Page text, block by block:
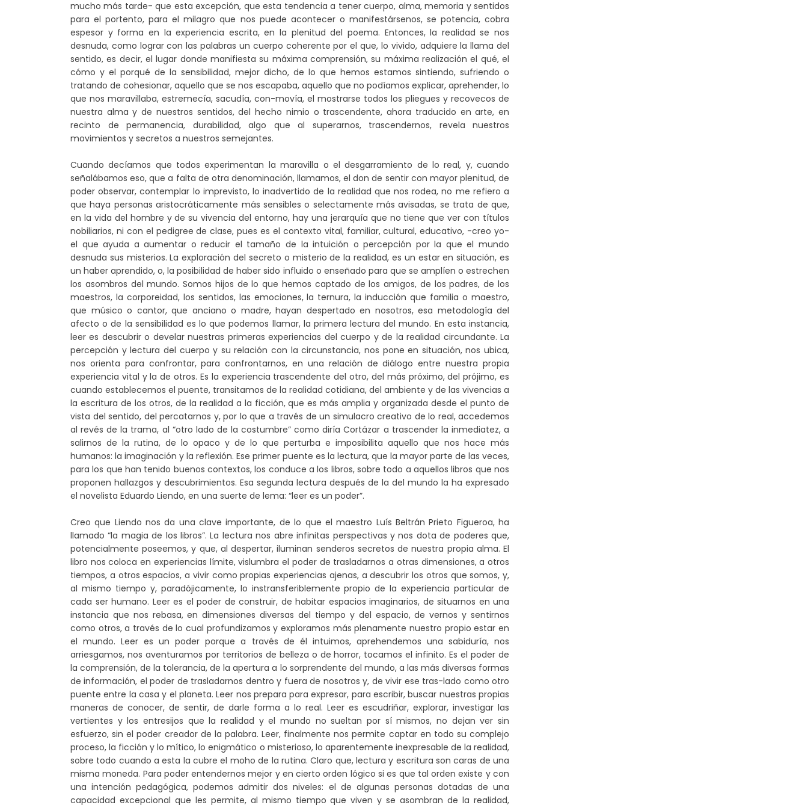
mucho más tarde- que esta excepción, que esta tendencia a tener cuerpo, alma, memoria y sentidos
para el portento, para el milagro que nos puede acontecer o manifestársenos, se potencia, cobra
espesor y forma en la experiencia escrita, en la plenitud del poema. Entonces, la realidad se nos
desnuda, como lograr con las palabras un cuerpo coherente por el que, lo vivido, adquiere la llama del
sentido, es decir, el lugar donde manifiesta su máxima comprensión, su máxima realización el qué, el
cómo y el porqué de la sensibilidad, mejor dicho, de lo que hemos estamos sintiendo, sufriendo o
tratando de cohesionar, aquello que se nos escapaba, aquello que no podíamos explicar, aprehender, lo
que nos maravillaba, estremecía, sacudía, con-movía, el mostrarse todos los pliegues y recovecos de
nuestra alma y de nuestros sentidos, del hecho nimio o trascendente, ahora traducido en arte, en
recinto de permanencia, durabilidad, algo que al superarnos, trascendernos, revela nuestros
movimientos y secretos a nuestros semejantes.
Cuando decíamos que todos experimentan la maravilla o el desgarramiento de lo real, y, cuando
señalábamos eso, que a falta de otra denominación, llamamos, el don de sentir con mayor plenitud, de
poder observar, contemplar lo imprevisto, lo inadvertido de la realidad que nos rodea, no me refiero a
que haya personas aristocráticamente más sensibles o selectamente más avisadas, se trata de que,
en la vida del hombre y de su vivencia del entorno, hay una jerarquía que no tiene que ver con títulos
nobiliarios, ni con el pedigree de clase, pues es el contexto vital, familiar, cultural, educativo, -creo yo-
el que ayuda a aumentar o reducir el tamaño de la intuición o percepción por la que el mundo
desnuda sus misterios. La exploración del secreto o misterio de la realidad, es un estar en situación, es
un haber aprendido, o, la posibilidad de haber sido influido o enseñado para que se amplíen o estrechen
los asombros del mundo. Somos hijos de lo que hemos captado de los amigos, de los padres, de los
maestros, la corporeidad, los sentidos, las emociones, la ternura, la inducción que familia o maestro,
que músico o cantor, que anciano o madre, hayan despertado en nosotros, esa metodología del
afecto o de la sensibilidad es lo que podemos llamar, la primera lectura del mundo. En esta instancia,
leer es descubrir o develar nuestras primeras experiencias del cuerpo y de la realidad circundante. La
percepción y lectura del cuerpo y su relación con la circunstancia, nos pone en situación, nos ubica,
nos orienta para confrontar, para confrontarnos, en una relación de diálogo entre nuestra propia
experiencia vital y la de otros. Es la experiencia trascendente del otro, del más próximo, del prójimo, es
cuando establecemos el puente, transitamos de la realidad cotidiana, del ambiente y de las vivencias a
la escritura de los otros, de la realidad a la ficción, que es más amplia y organizada desde el punto de
vista del sentido, del percatarnos y, por lo que a través de un simulacro creativo de lo real, accedemos
al revés de la trama, al “otro lado de la costumbre” como diría Cortázar a trascender la inmediatez, a
salirnos de la rutina, de lo opaco y de lo que perturba e imposibilita aquello que nos hace más
humanos: la imaginación y la reflexión. Ese primer puente es la lectura, que la mayor parte de las veces,
para los que han tenido buenos contextos, los conduce a los libros, sobre todo a aquellos libros que nos
proponen hallazgos y descubrimientos. Esa segunda lectura después de la del mundo la ha expresado
el novelista Eduardo Liendo, en una suerte de lema: “leer es un poder”.
Creo que Liendo nos da una clave importante, de lo que el maestro Luís Beltrán Prieto Figueroa, ha
llamado “la magia de los libros”. La lectura nos abre infinitas perspectivas y nos dota de poderes que,
potencialmente poseemos, y que, al despertar, iluminan senderos secretos de nuestra propia alma. El
libro nos coloca en experiencias límite, vislumbra el poder de trasladarnos a otras dimensiones, a otros
tiempos, a otros espacios, a vivir como propias experiencias ajenas, a descubrir los otros que somos, y,
al mismo tiempo y, paradójicamente, lo instransferiblemente propio de la experiencia particular de
cada ser humano. Leer es el poder de construir, de habitar espacios imaginarios, de situarnos en una
instancia que nos rebasa, en dimensiones diversas del tiempo y del espacio, de vernos y sentirnos
como otros, a través de lo cual profundizamos y exploramos más plenamente nuestro propio estar en
el mundo. Leer es un poder porque a través de él intuimos, aprehendemos una sabiduría, nos
arriesgamos, nos aventuramos por territorios de belleza o de horror, tocamos el infinito. Es el poder de
la comprensión, de la tolerancia, de la apertura a lo sorprendente del mundo, a las más diversas formas
de información, el poder de trasladarnos dentro y fuera de nosotros y, de vivir ese tras-lado como otro
puente entre la casa y el planeta. Leer nos prepara para expresar, para escribir, buscar nuestras propias
maneras de conocer, de sentir, de darle forma a lo real. Leer es escudriñar, explorar, investigar las
vertientes y los entresijos que la realidad y el mundo no sueltan por sí mismos, no dejan ver sin
esfuerzo, sin el poder creador de la palabra. Leer, finalmente nos permite captar en todo su complejo
proceso, la ficción y lo mítico, lo enigmático o misterioso, lo aparentemente inexpresable de la realidad,
sobre todo cuando a esta la cubre el moho de la rutina. Claro que, lectura y escritura son caras de una
misma moneda. Para poder entendernos mejor y en cierto orden lógico si es que tal orden existe y con
una intención pedagógica, podemos admitir dos niveles: el de algunas personas dotadas de una
capacidad excepcional que les permite, al mismo tiempo que viven y se asombran de la realidad,